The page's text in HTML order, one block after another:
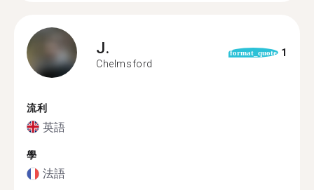
J.
Chelmsford
format_quote 1
流利
英語
學
法語